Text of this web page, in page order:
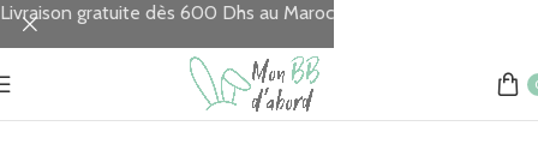
Accueil Tasses & Gourdes
Livraison gratuite dès 600 Dhs au Maroc